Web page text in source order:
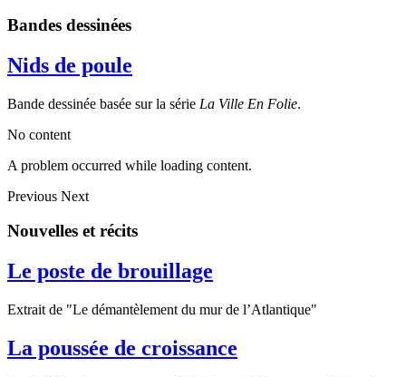
Bandes dessinées
Nids de poule
Bande dessinée basée sur la série La Ville En Folie.
No content
A problem occurred while loading content.
Previous Next
Nouvelles et récits
Le poste de brouillage
Extrait de "Le démantèlement du mur de l’Atlantique"
La poussée de croissance